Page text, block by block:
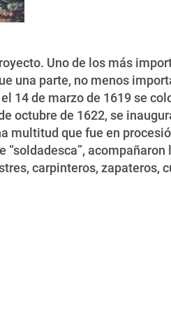
Uno de los más
una parte, no menos
14 de marzo de 1619 se
octubre de 1622, se
multitud que fue en
carpinteros, zapateros,